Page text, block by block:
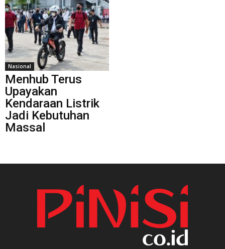
Nasional
Menhub Terus
Upayakan
Kendaraan Listrik
Jadi Kebutuhan
Massal